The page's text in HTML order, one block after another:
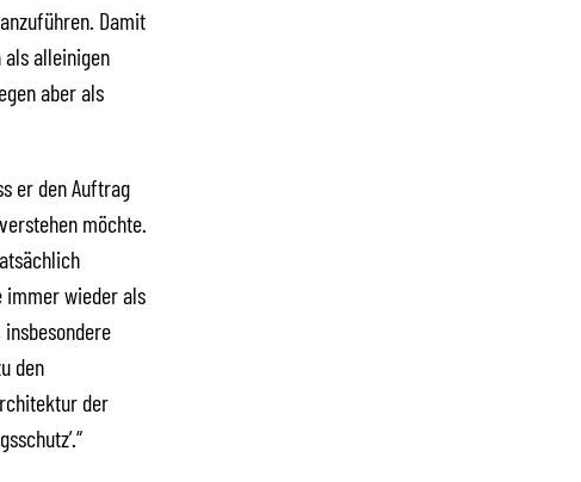
Damit
alleinigen
aber als
er den Auftrag
möchte.
immer wieder als
den
der